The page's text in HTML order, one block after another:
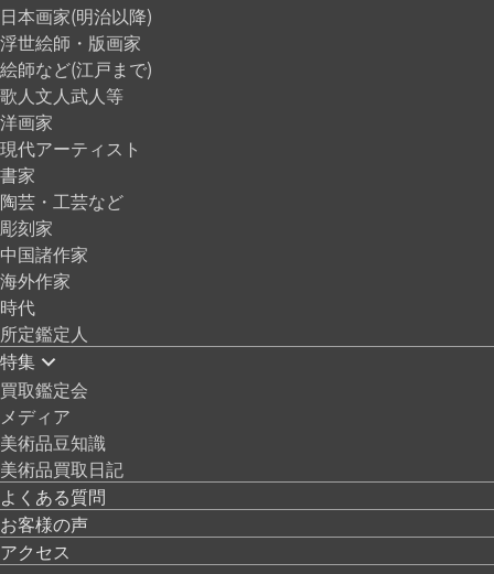
日本画家(明治以降)
浮世絵師・版画家
絵師など(江戸まで)
歌人文人武人等
洋画家
現代アーティスト
書家
陶芸・工芸など
彫刻家
中国諸作家
海外作家
時代
所定鑑定人
特集
買取鑑定会
メディア
美術品豆知識
美術品買取日記
よくある質問
お客様の声
アクセス